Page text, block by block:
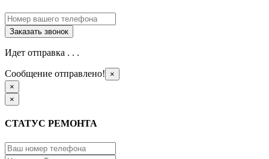
Идет отправка . . .
Сообщение отправлено!
×
×
×
СТАТУС РЕМОНТА